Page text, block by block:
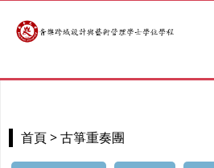
首頁 > 古箏重奏團